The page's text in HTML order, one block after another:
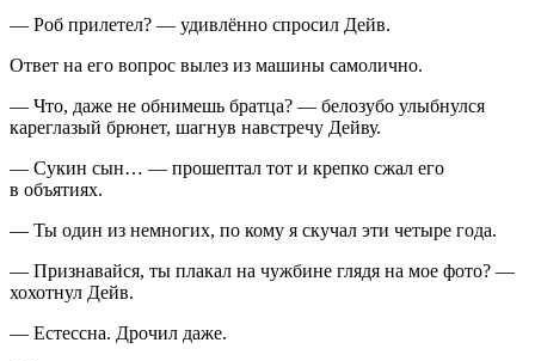
— Роб прилетел? — удивлённо спросил Дейв.
Ответ на его вопрос вылез из машины самолично.
— Что, даже не обнимешь братца? — белозубо улыбнулся
кареглазый брюнет, шагнув навстречу Дейву.
— Сукин сын… — прошептал тот и крепко сжал его
в объятиях.
— Ты один из немногих, по кому я скучал эти четыре года.
— Признавайся, ты плакал на чужбине глядя на мое фото? —
хохотнул Дейв.
— Естессна. Дрочил даже.